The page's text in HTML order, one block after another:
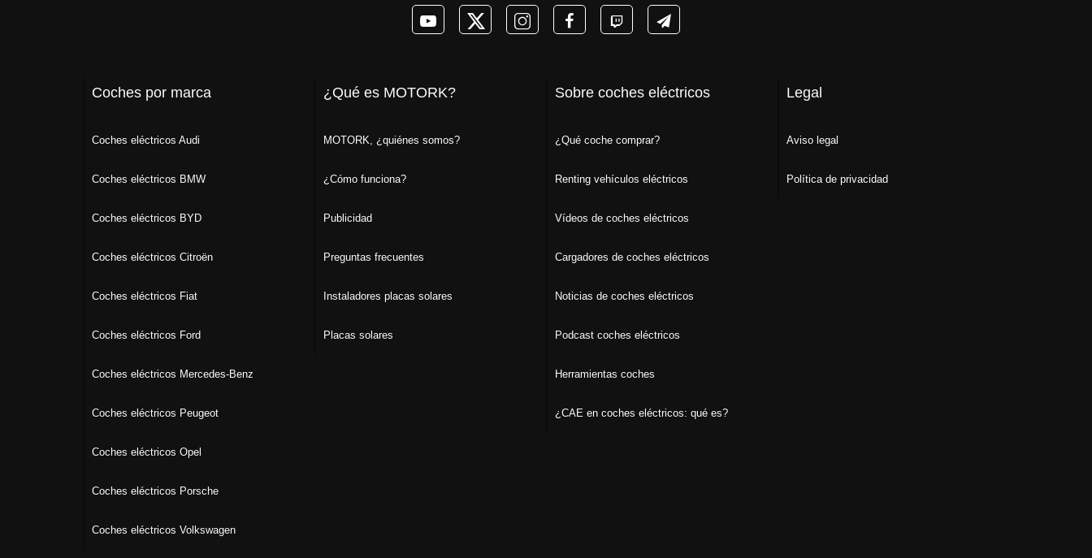
Coches por marca
Coches eléctricos Audi
Coches eléctricos BMW
Coches eléctricos BYD
Coches eléctricos Citroën
Coches eléctricos Fiat
Coches eléctricos Ford
Coches eléctricos Mercedes-Benz
Coches eléctricos Peugeot
Coches eléctricos Opel
Coches eléctricos Porsche
Coches eléctricos Volkswagen
¿Qué es MOTORK?
MOTORK, ¿quiénes somos?
¿Cómo funciona?
Publicidad
Preguntas frecuentes
Instaladores placas solares
Placas solares
Sobre coches eléctricos
¿Qué coche comprar?
Renting vehículos eléctricos
Vídeos de coches eléctricos
Cargadores de coches eléctricos
Noticias de coches eléctricos
Podcast coches eléctricos
Herramientas coches
¿CAE en coches eléctricos: qué es?
Legal
Aviso legal
Política de privacidad